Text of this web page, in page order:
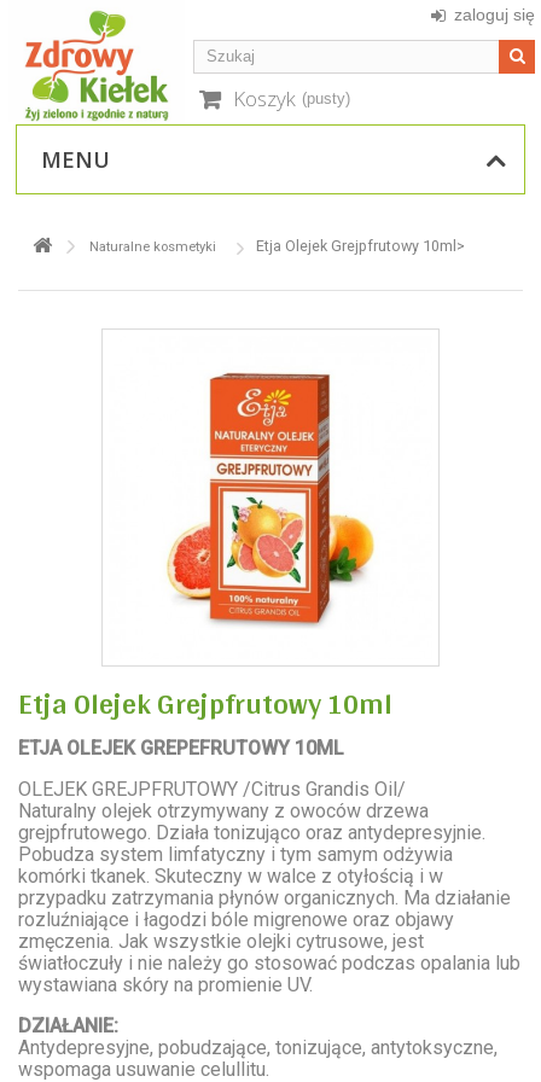
zaloguj się
Koszyk (pusty)
MENU
Naturalne kosmetyki Etja Olejek Grejpfrutowy 10ml>
Etja Olejek Grejpfrutowy 10ml
ETJA OLEJEK GREPEFRUTOWY 10ML
OLEJEK GREJPFRUTOWY /Citrus Grandis Oil/
Naturalny olejek otrzymywany z owoców drzewa
grejpfrutowego. Działa tonizująco oraz antydepresyjnie.
Pobudza system limfatyczny i tym samym odżywia
komórki tkanek. Skuteczny w walce z otyłością i w
przypadku zatrzymania płynów organicznych. Ma działanie
rozluźniające i łagodzi bóle migrenowe oraz objawy
zmęczenia. Jak wszystkie olejki cytrusowe, jest
światłoczuły i nie należy go stosować podczas opalania lub
wystawiana skóry na promienie UV.
DZIAŁANIE:
Antydepresyjne, pobudzające, tonizujące, antytoksyczne,
wspomaga usuwanie celullitu.